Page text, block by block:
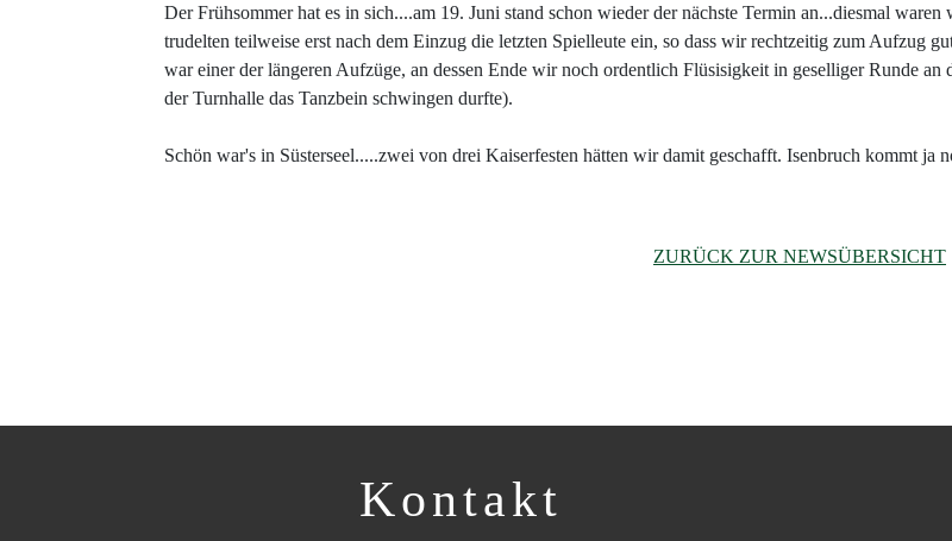
Der Frühsommer hat es in sich....am 19. Juni stand schon wieder der nächste Termin an...diesmal
trudelten teilweise erst nach dem Einzug die letzten Spielleute ein, so dass wir rechtzeitig zum Aufzug
war einer der längeren Aufzüge, an dessen Ende wir noch ordentlich Flüsisigkeit in geselliger Runde
der Turnhalle das Tanzbein schwingen durfte).
Schön war's in Süsterseel.....zwei von drei Kaiserfesten hätten wir damit geschafft. Isenbruch kommt ja
ZURÜCK ZUR NEWSÜBERSICHT
Kontakt